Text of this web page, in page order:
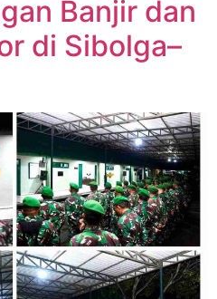
Banjir dan
di Sibolga–